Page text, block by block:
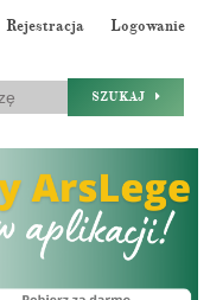
Rejestracja Logowanie
SZUKAJ